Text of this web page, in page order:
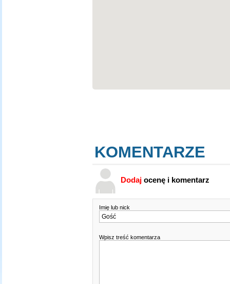
KOMENTARZE
Dodajocenę i komentarz
Imię lub nick
Wpisz treść komentarza